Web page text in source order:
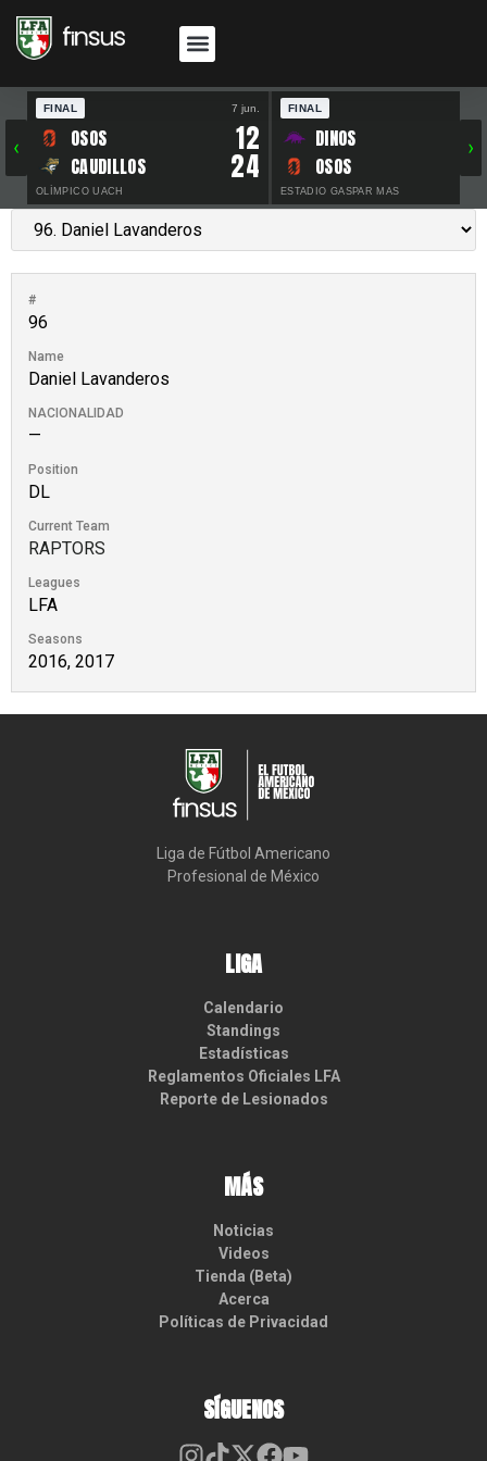
‹
FINAL 7 jun.
OSOS 12
CAUDILLOS 24
OLÍMPICO UACH
FINAL
DINOS
OSOS
ESTADIO GASPAR MAS
›
#
96
Name
Daniel Lavanderos
NACIONALIDAD
—
Position
DL
Current Team
RAPTORS
Leagues
LFA
Seasons
2016, 2017
Liga de Fútbol Americano
Profesional de México
LIGA
Calendario
Standings
Estadísticas
Reglamentos Oficiales LFA
Reporte de Lesionados
MÁS
Noticias
Videos
Tienda (Beta)
Acerca
Políticas de Privacidad
SÍGUENOS